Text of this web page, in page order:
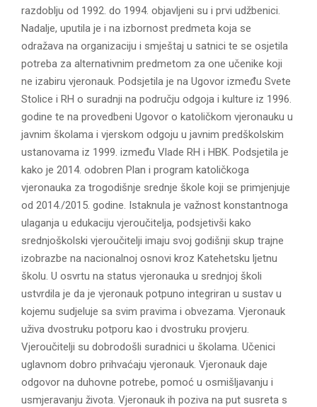
razdoblju od 1992. do 1994. objavljeni su i prvi udžbenici.
Nadalje, uputila je i na izbornost predmeta koja se
odražava na organizaciju i smještaj u satnici te se osjetila
potreba za alternativnim predmetom za one učenike koji
ne izabiru vjeronauk. Podsjetila je na Ugovor između Svete
Stolice i RH o suradnji na području odgoja i kulture iz 1996.
godine te na provedbeni Ugovor o katoličkom vjeronauku u
javnim školama i vjerskom odgoju u javnim predškolskim
ustanovama iz 1999. između Vlade RH i HBK. Podsjetila je
kako je 2014. odobren Plan i program katoličkoga
vjeronauka za trogodišnje srednje škole koji se primjenjuje
od 2014./2015. godine. Istaknula je važnost konstantnoga
ulaganja u edukaciju vjeroučitelja, podsjetivši kako
srednjoškolski vjeroučitelji imaju svoj godišnji skup trajne
izobrazbe na nacionalnoj osnovi kroz Katehetsku ljetnu
školu. U osvrtu na status vjeronauka u srednjoj školi
ustvrdila je da je vjeronauk potpuno integriran u sustav u
kojemu sudjeluje sa svim pravima i obvezama. Vjeronauk
uživa dvostruku potporu kao i dvostruku provjeru.
Vjeroučitelji su dobrodošli suradnici u školama. Učenici
uglavnom dobro prihvaćaju vjeronauk. Vjeronauk daje
odgovor na duhovne potrebe, pomoć u osmišljavanju i
usmjeravanju života. Vjeronauk ih poziva na put susreta s